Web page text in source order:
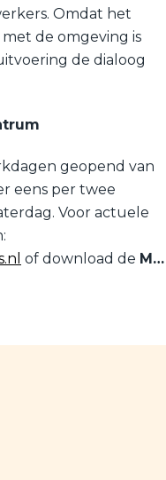
Omdat het
de omgeving is
de dialoog
geopend van
eens per twee
Voor actuele
of download de M…